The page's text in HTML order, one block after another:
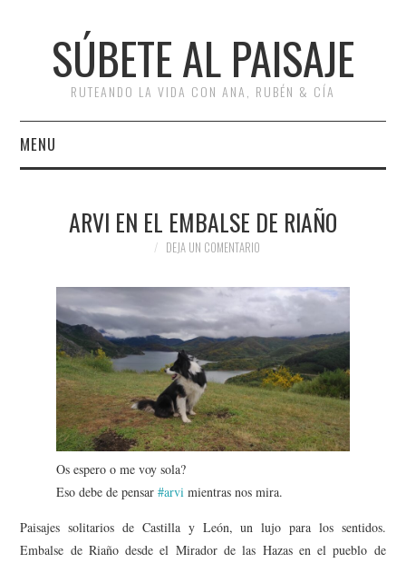
SÚBETE AL PAISAJE
RUTEANDO LA VIDA CON ANA, RUBÉN & CÍA
MENU
RUTAS
ESCAPADAS
MISCELÁNEA
#ARVI
AMIGOS
CONTACTO
ARVI EN EL EMBALSE DE RIAÑO
DEJA UN COMENTARIO
Os espero o me voy sola?
Eso debe de pensar#arvi mientras nos mira.
Paisajes solitarios de Castilla y León, un lujo para los sentidos.
Embalse de Riaño desde el Mirador de las Hazas en el pueblo de